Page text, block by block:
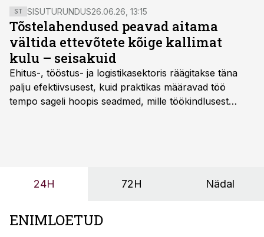
alguses üle maailma. Selline universaalne tõus on
juhtunud vaid paar korda peale seda, kui WRQ hakkas
1988. aastal jälgima paberipuidu hindu.
ST SISUTURUNDUS26.06.26, 13:15
Tõstelahendused peavad aitama
vältida ettevõtete kõige kallimat
kulu – seisakuid
Ehitus-, tööstus- ja logistikasektoris räägitakse täna
palju efektiivsusest, kuid praktikas määravad töö
tempo sageli hoopis seadmed, mille töökindlusest
24H 72H Nädal
ENIMLOETUD